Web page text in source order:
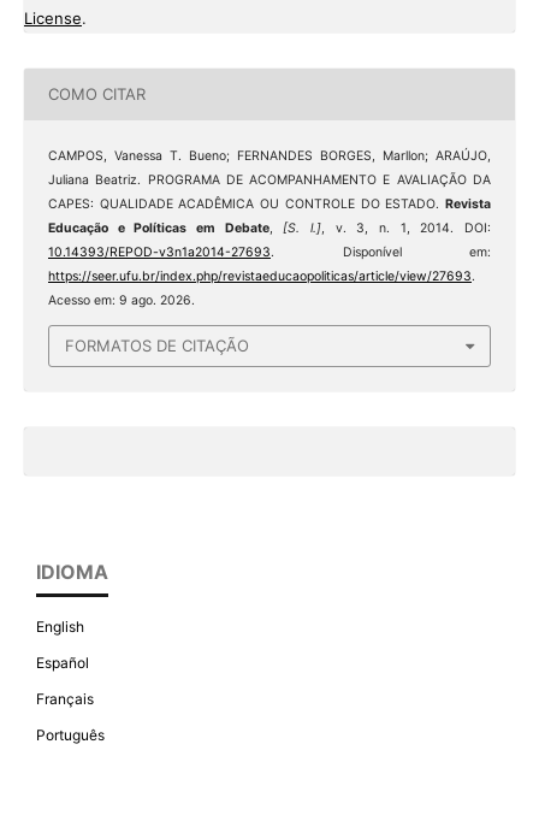
License.
COMO CITAR
CAMPOS, Vanessa T. Bueno; FERNANDES BORGES, Marllon; ARAÚJO,
Juliana Beatriz. PROGRAMA DE ACOMPANHAMENTO E AVALIAÇÃO DA
CAPES: QUALIDADE ACADÊMICA OU CONTROLE DO ESTADO.Revista
Educação e Políticas em Debate, [S. l.] , v. 3, n. 1, 2014. DOI:
10.14393/REPOD-v3n1a2014-27693. Disponível em:
https://seer.ufu.br/index.php/revistaeducaopoliticas/article/view/27693.
Acesso em: 9 ago. 2026.
FORMATOS DE CITAÇÃO
IDIOMA
English
Español
Français
Português